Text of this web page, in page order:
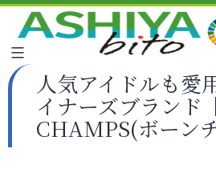
人気アイドルも愛
イナーズブランド
CHAMPS(ボーン